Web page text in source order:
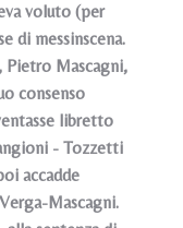
voluto (per
di messinscena.
Pietro Mascagni,
consenso
libretto
- Tozzetti
accadde
Mascagni.